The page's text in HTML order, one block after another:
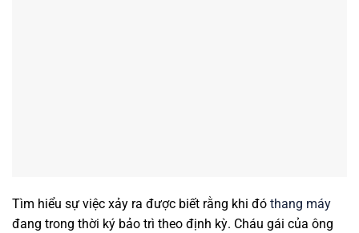
Tìm hiểu sự việc xảy ra được biết rằng khi đó thang máy
đang trong thời ký bảo trì theo định kỳ. Cháu gái của ông